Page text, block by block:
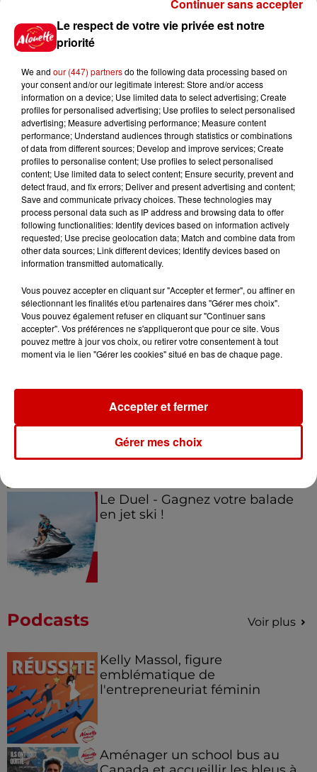
Invasion de physalies sur des
plages du Sud-Ouest
Jeux Voir plus
Gagnez vos places pour le
Festival du Roi Arthur 2026 !
Gagnez vos entrées pour le
Musée du Sport Automobile au
Mans !
Alouette vous invite à
Le Duel - Gagnez votre balade
en jet ski !
Podcasts Voir plus
Kelly Massol, figure
emblématique de
l'entrepreneuriat féminin
Aménager un school bus au
Le respect de votre vie privée est notre
priorité
We and our (447) partnersdo the following data processing based on
your consent and/or our legitimate interest: Store and/or access
information on a device; Use limited data to select advertising; Create
profiles for personalised advertising; Use profiles to select personalised
advertising; Measure advertising performance; Measure content
performance; Understand audiences through statistics or combinations
of data from different sources; Develop and improve services; Create
profiles to personalise content; Use profiles to select personalised
content; Use limited data to select content; Ensure security, prevent and
detect fraud, and fix errors; Deliver and present advertising and content;
Save and communicate privacy choices. These technologies may
process personal data such as IP address and browsing data to offer
following functionalities: Identify devices based on information actively
requested; Use precise geolocation data; Match and combine data from
other data sources; Link different devices; Identify devices based on
information transmitted automatically.
Vous pouvez accepter en cliquant sur "Accepter et fermer", ou affiner en
sélectionnant les finalités et/ou partenaires dans "Gérer mes choix".
Vous pouvez également refuser en cliquant sur "Continuer sans
accepter". Vos préférences ne s'appliqueront que pour ce site. Vous
pouvez mettre à jour vos choix, ou retirer votre consentement à tout
moment via le lien "Gérer les cookies" situé en bas de chaque page.
Gérer mes choix
Accepter et fermer
Continuer sans accepter